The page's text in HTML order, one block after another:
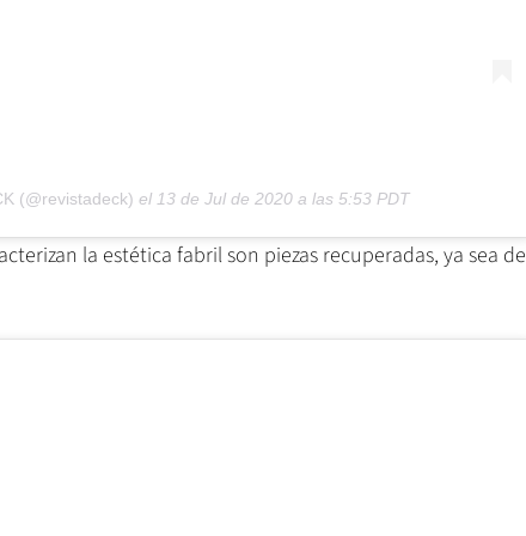
(@revistadeck) el 13 de Jul de 2020 a las 5:53 PDT
la estética fabril son piezas recuperadas, ya sea de